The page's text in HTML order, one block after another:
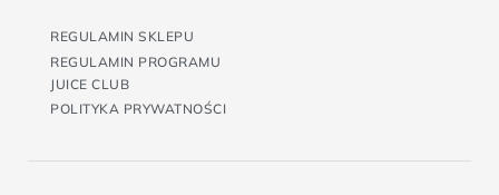
REGULAMIN SKLEPU
REGULAMIN PROGRAMU
JUICE CLUB
POLITYKA PRYWATNOŚCI